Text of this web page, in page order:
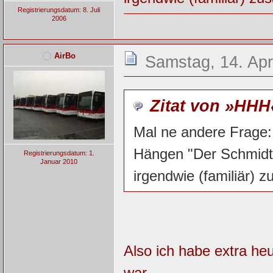
Registrierungsdatum: 8. Juli
2006
AirBo
Registrierungsdatum: 1.
Januar 2010
Samstag, 14.
Zitat von
Mal ne andere Frage:
Hängen "Der
irgendwie (familiär)
Also ich habe extra